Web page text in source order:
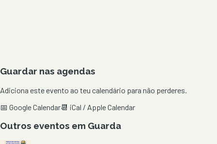
Guardar nas agendas
Adiciona este evento ao teu calendário para não perderes.
📅 Google Calendar📆 iCal / Apple Calendar
Outros eventos em Guarda